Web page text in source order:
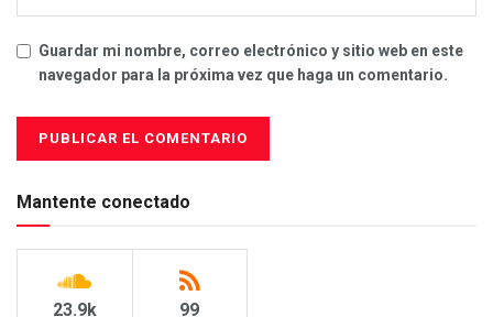
Guardar mi nombre, correo electrónico y sitio web en este
navegador para la próxima vez que haga un comentario.
Mantente conectado
23.9k 99